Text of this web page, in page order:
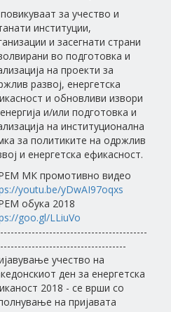
за учество и
институции,
и засегнати страни
во подготовка и
на проекти за
развој, енергетска
и обновливи извори
и/или подготовка и
на институционална
за политиките на одржлив
и енергетска ефикасност.
МК промотивно видео
youtu.be/yDwAI97oqxs
обука 2018
goo.gl/LLiuVo
учество на
ден за енергетска
2018 - се врши со
на пријавата